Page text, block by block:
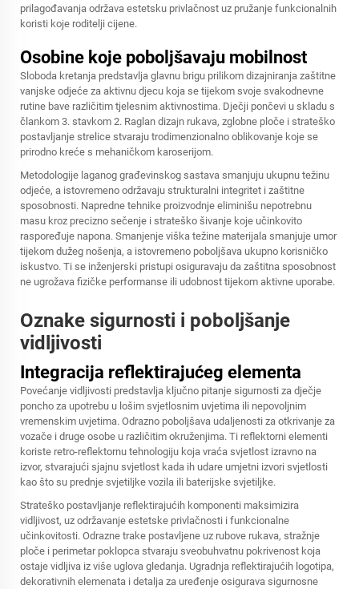
prilagođavanja održava estetsku privlačnost uz pružanje funkcionalnih
koristi koje roditelji cijene.
Osobine koje poboljšavaju mobilnost
Sloboda kretanja predstavlja glavnu brigu prilikom dizajniranja zaštitne
vanjske odjeće za aktivnu djecu koja se tijekom svoje svakodnevne
rutine bave različitim tjelesnim aktivnostima. Dječji pončevi u skladu s
člankom 3. stavkom 2. Raglan dizajn rukava, zglobne ploče i strateško
postavljanje strelice stvaraju trodimenzionalno oblikovanje koje se
prirodno kreće s mehaničkom karoserijom.
Metodologije laganog građevinskog sastava smanjuju ukupnu težinu
odjeće, a istovremeno održavaju strukturalni integritet i zaštitne
sposobnosti. Napredne tehnike proizvodnje eliminišu nepotrebnu
masu kroz precizno sečenje i strateško šivanje koje učinkovito
raspoređuje napona. Smanjenje viška težine materijala smanjuje umor
tijekom dužeg nošenja, a istovremeno poboljšava ukupno korisničko
iskustvo. Ti se inženjerski pristupi osiguravaju da zaštitna sposobnost
ne ugrožava fizičke performanse ili udobnost tijekom aktivne uporabe.
Oznake sigurnosti i poboljšanje
vidljivosti
Integracija reflektirajućeg elementa
Povećanje vidljivosti predstavlja ključno pitanje sigurnosti za dječje
poncho za upotrebu u lošim svjetlosnim uvjetima ili nepovoljnim
vremenskim uvjetima. Odrazno poboljšava udaljenosti za otkrivanje za
vozače i druge osobe u različitim okruženjima. Ti reflektorni elementi
koriste retro-reflektornu tehnologiju koja vraća svjetlost izravno na
izvor, stvarajući sjajnu svjetlost kada ih udare umjetni izvori svjetlosti
kao što su prednje svjetiljke vozila ili baterijske svjetiljke.
Strateško postavljanje reflektirajućih komponenti maksimizira
vidljivost, uz održavanje estetske privlačnosti i funkcionalne
učinkovitosti. Odrazne trake postavljene uz rubove rukava, stražnje
ploče i perimetar poklopca stvaraju sveobuhvatnu pokrivenost koja
ostaje vidljiva iz više uglova gledanja. Ugradnja reflektirajućih logotipa,
dekorativnih elemenata i detalja za uređenje osigurava sigurnosne